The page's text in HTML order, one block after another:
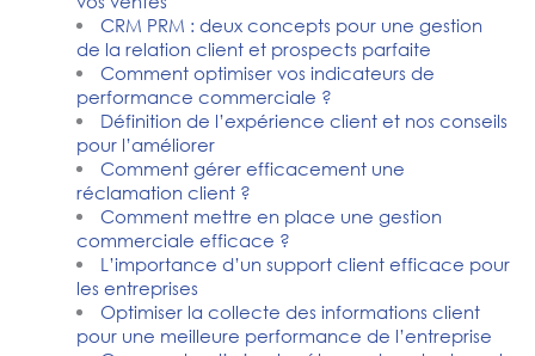
CRM PRM : deux concepts pour une gestion
de la relation client et prospects parfaite
Comment optimiser vos indicateurs de
performance commerciale ?
Définition de l’expérience client et nos conseils
pour l’améliorer
Comment gérer efficacement une
réclamation client ?
Comment mettre en place une gestion
commerciale efficace ?
L’importance d’un support client efficace pour
les entreprises
Optimiser la collecte des informations client
pour une meilleure performance de l’entreprise